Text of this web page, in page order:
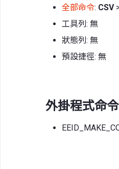
全部命令: CSV
工具列: 無
狀態列: 無
預設捷徑: 無
外掛程式命